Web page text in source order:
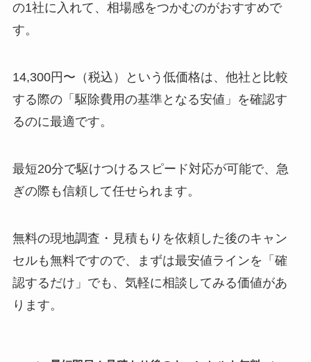
の1社に入れて、相場感をつかむのがおすすめで
す。
14,300円〜（税込）という低価格は、他社と比較
する際の「駆除費用の基準となる安値」を確認す
るのに最適です。
最短20分で駆けつけるスピード対応が可能で、急
ぎの際も信頼して任せられます。
無料の現地調査・見積もりを依頼した後のキャン
セルも無料ですので、まずは最安値ラインを「確
認するだけ」でも、気軽に相談してみる価値があ
ります。